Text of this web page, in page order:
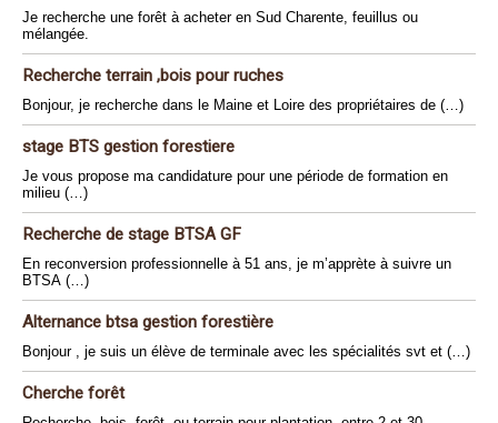
Je recherche une forêt à acheter en Sud Charente, feuillus ou
mélangée.
Recherche terrain ,bois pour ruches
Bonjour, je recherche dans le Maine et Loire des propriétaires de (…)
stage BTS gestion forestiere
Je vous propose ma candidature pour une période de formation en
milieu (…)
Recherche de stage BTSA GF
En reconversion professionnelle à 51 ans, je m’apprète à suivre un
BTSA (…)
Alternance btsa gestion forestière
Bonjour , je suis un élève de terminale avec les spécialités svt et (…)
Cherche forêt